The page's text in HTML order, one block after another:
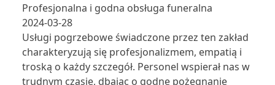
Profesjonalna i godna obsługa funeralna
2024-03-28
Usługi pogrzebowe świadczone przez ten zakład
charakteryzują się profesjonalizmem, empatią i
troską o każdy szczegół. Personel wspierał nas w
trudnym czasie, dbając o godne pożegnanie